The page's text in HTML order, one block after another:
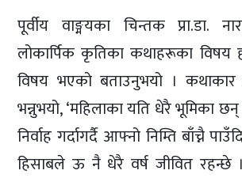
पूर्वीय वाङ्मयका चिन्तक प्रा.डा.
लोकार्पिक कृतिका कथाहरूका विषय
विषय भएको बताउनुभयो । कथाकार
भन्नुभयो, ‘महिलाका यति धेरै भूमिका
निर्वाह गर्दागर्दै आफ्नो निम्ति बाँच्नै
हिसाबले ऊ नै धेरै वर्ष जीवित रहन्छे